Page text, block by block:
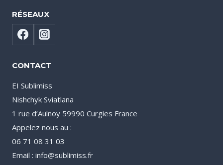
RÉSEAUX
CONTACT
EI Sublimiss
Nishchyk Sviatlana
1 rue d’Aulnoy 59990 Curgies France
Appelez nous au :
06 71 08 31 03
Email : info@sublimiss.fr